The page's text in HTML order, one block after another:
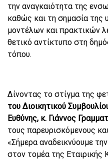
την αναγκαιότητα της
καθώς και τη σημασία της
μοντέλων και πρακτικών
θετικό αντίκτυπο στη
τόπου.
Δίνοντας το στίγμα της
του Διοικητικού
Ευθύνης, κ. Γιάννος
τους παρευρισκόμενους
«Σήμερα αναδεικνύουμε
στον τομέα της Εταιρικής